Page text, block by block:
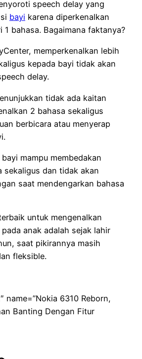
speech delay yang
bayi karena diperkenalkan
1 bahasa. Bagaimana faktanya?
memperkenalkan lebih
kepada bayi tidak akan
delay.
tidak ada kaitan
2 bahasa sekaligus
berbicara atau menyerap
mampu membedakan
sekaligus dan tidak akan
saat mendengarkan bahasa
untuk mengenalkan
anak adalah sejak lahir
saat pikirannya masih
fleksible.
name=”Nokia 6310 Reborn,
Banting Dengan Fitur